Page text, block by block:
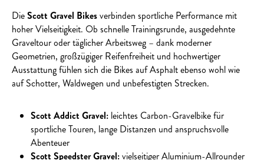
DieScott Gravel Bikesverbinden sportliche Performance mit
hoher Vielseitigkeit. Ob schnelle Trainingsrunde, ausgedehnte
Graveltour oder täglicher Arbeitsweg – dank moderner
Geometrien, großzügiger Reifenfreiheit und hochwertiger
Ausstattung fühlen sich die Bikes auf Asphalt ebenso wohl wie
auf Schotter, Waldwegen und unbefestigten Strecken.
Scott Addict Gravel: leichtes Carbon-Gravelbike für
sportliche Touren, lange Distanzen und anspruchsvolle
Abenteuer
Scott Speedster Gravel:vielseitiger Aluminium-Allrounder